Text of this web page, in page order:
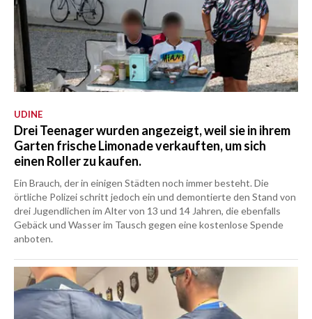
UDINE
Drei Teenager wurden angezeigt, weil sie in ihrem
Garten frische Limonade verkauften, um sich
einen Roller zu kaufen.
Ein Brauch, der in einigen Städten noch immer besteht. Die
örtliche Polizei schritt jedoch ein und demontierte den Stand von
drei Jugendlichen im Alter von 13 und 14 Jahren, die ebenfalls
Gebäck und Wasser im Tausch gegen eine kostenlose Spende
anboten.